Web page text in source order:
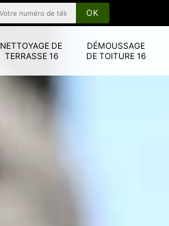
NETTOYAGE DE
TERRASSE 16
DÉMOUSSAGE
DE TOITURE 16